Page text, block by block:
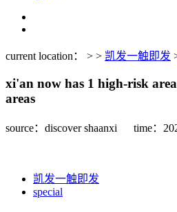
current location： > > 凯发一触即发
xi'an now has 1 high-risk
areas
source：discover shaanxi time：
凯发一触即发
special